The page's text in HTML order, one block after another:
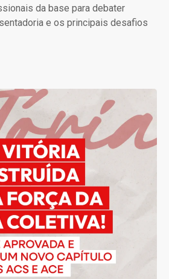
da base para debater
e os principais desafios